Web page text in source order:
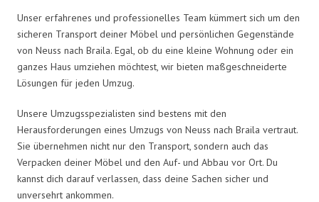
Unser erfahrenes und professionelles Team kümmert sich um den
sicheren Transport deiner Möbel und persönlichen Gegenstände
von Neuss nach Braila. Egal, ob du eine kleine Wohnung oder ein
ganzes Haus umziehen möchtest, wir bieten maßgeschneiderte
Lösungen für jeden Umzug.
Unsere Umzugsspezialisten sind bestens mit den
Herausforderungen eines Umzugs von Neuss nach Braila vertraut.
Sie übernehmen nicht nur den Transport, sondern auch das
Verpacken deiner Möbel und den Auf- und Abbau vor Ort. Du
kannst dich darauf verlassen, dass deine Sachen sicher und
unversehrt ankommen.